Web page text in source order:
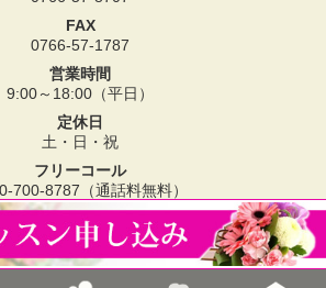
FAX
0766-57-1787
営業時間
9:00～18:00（平日）
定休日
土・日・祝
フリーコール
700-8787（通話料無料）